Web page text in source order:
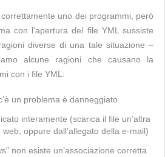
uno dei programmi, però
con l’apertura del file YML sussiste
diverse di una tale situazione –
alcune ragioni che causano la
con i file YML:
un problema è danneggiato
interamente (scarica il file un’altra
oppure dall’allegato della e-mail)
non esiste un’associazione corretta